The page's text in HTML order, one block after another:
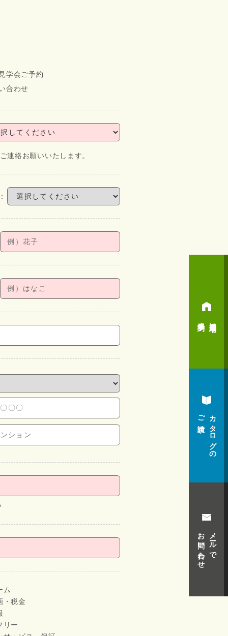
学会ご予約
合わせ
連絡お願いいたします。
ム
・税金
リー
カタログの
ご請求
メールで
お問い合わせ